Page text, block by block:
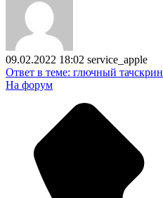
09.02.2022 18:02 service_apple
Ответ в теме: глючный тачскрин
На форум